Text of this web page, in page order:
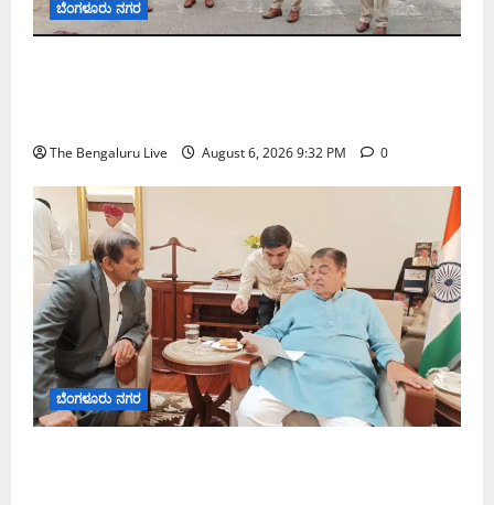
ಬೆಂಗಳೂರು ನಗರ
The Bengaluru Live August 6, 2026 9:32 PM 0
ಬೆಂಗಳೂರು ನಗರ